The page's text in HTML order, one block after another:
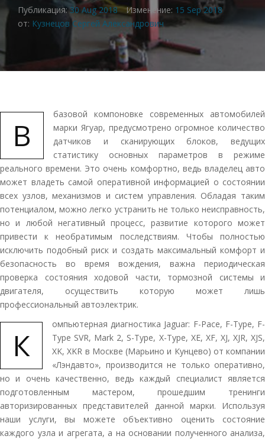
Публикация:30 Aug 2018 Изменение: 15 Sep 2018
от: Кузнецов Сергей Александрович
В
базовой компоновке современных автомобилей
марки Ягуар, предусмотрено огромное количество
датчиков и сканирующих блоков, ведущих
статистику основных параметров в режиме
реального времени. Это очень комфортно, ведь владелец авто
может владеть самой оперативной информацией о состоянии
всех узлов, механизмов и систем управления. Обладая таким
потенциалом, можно легко устранить не только неисправность,
но и любой негативный процесс, развитие которого может
привести к необратимым последствиям. Чтобы полностью
исключить подобный риск и создать максимальный комфорт и
безопасность во время вождения, важна периодическая
проверка состояния ходовой части, тормозной системы и
двигателя, осуществить которую может лишь
профессиональный автоэлектрик.
К
омпьютерная диагностика Jaguar: F-Pace, F-Type, F-
Type SVR, Mark 2, S-Type, X-Type, XE, XF, XJ, XJR, XJS,
XK, XKR в Москве (Марьино и Кунцево) от компании
«Лэндавто», производится не только оперативно,
но и очень качественно, ведь каждый специалист является
подготовленным мастером, прошедшим тренинги
авторизированных представителей данной марки. Используя
наши услуги, вы можете объективно оценить состояние
каждого узла и агрегата, а на основании полученного анализа,